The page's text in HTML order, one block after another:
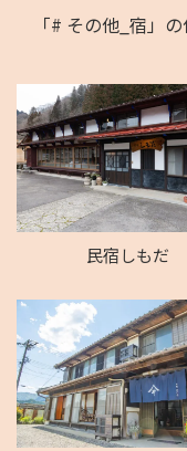
「# その他_宿」
民宿しもだ